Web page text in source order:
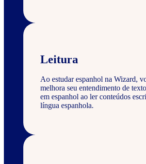
Leitura
Ao estudar espanhol na Wizard,
melhora seu entendimento de
em espanhol ao ler conteúdos
língua espanhola.